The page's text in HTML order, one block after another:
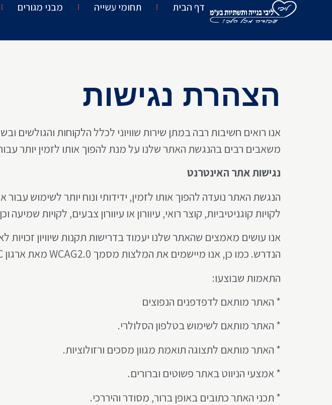
דף הבית תחומי עשייה מבני מגורים
הצהרת נגישות
אנו רואים חשיבות רבה במתן שירות שוויוני לכלל הלקוחות והגולשים
משאבים רבים בהנגשת האתר שלנו על מנת להפוך אותו לזמין יותר
נגישות אתר האינטרנט
הנגשת האתר נועדה להפוך אותו לזמין, ידידותי ונוח יותר לשימוש
לקויות קוגניטיביות, קוצר רואי, עיוורון או עיוורון צבעים, לקויות שמיעה
הנדרש. כמו כן, אנו מיישמים את המלצות מסמך WCAG2.0 מאת ארגון W3C.
התאמות שבוצעו:
* האתר מותאם לדפדפנים הנפוצים
* האתר מותאם לשימוש בטלפון הסלולרי.
* האתר מותאם לתצוגה תואמת מגוון מסכים ורזולוציות.
* אמצעי הניווט באתר פשוטים וברורים.
* תכני האתר כתובים באופן ברור, מסודר והיררכי.